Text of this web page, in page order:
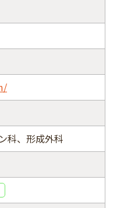
ド
科、形成外科